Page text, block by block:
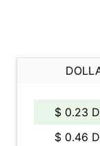
$ 0.23
$ 0.46